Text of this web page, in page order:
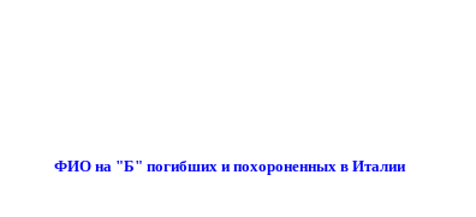
ФИО на "Б" погибших и похороненных в Италии